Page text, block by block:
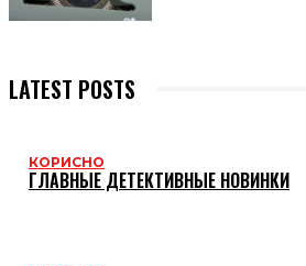
LATEST POSTS
КОРИСНО
ГЛАВНЫЕ ДЕТЕКТИВНЫЕ НОВИНКИ